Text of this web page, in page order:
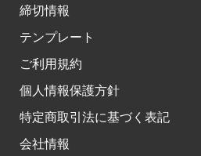
締切情報
テンプレート
ご利用規約
個人情報保護方針
特定商取引法に基づく表記
会社情報